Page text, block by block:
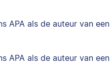
APA als de auteur van
APA als de auteur van